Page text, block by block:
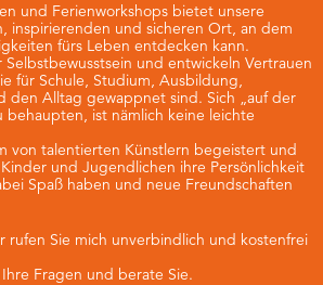
und Ferienworkshops bietet unsere
inspirierenden und sicheren Ort, an dem
fürs Leben entdecken kann.
Selbstbewusstsein und entwickeln Vertrauen
für Schule, Studium, Ausbildung,
den Alltag gewappnet sind. Sich „auf der
behaupten, ist nämlich keine leichte
von talentierten Künstlern begeistert und
und Jugendlichen ihre Persönlichkeit
Spaß haben und neue Freundschaften
rufen Sie mich unverbindlich und kostenfrei
Fragen und berate Sie.